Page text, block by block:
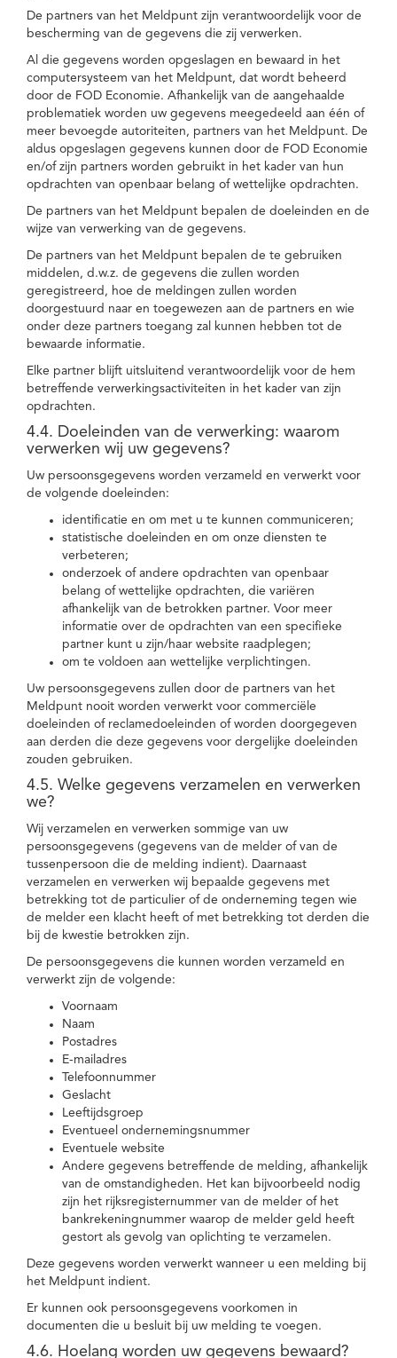
De partners van het Meldpunt zijn verantwoordelijk voor de
bescherming van de gegevens die zij verwerken.
Al die gegevens worden opgeslagen en bewaard in het
computersysteem van het Meldpunt, dat wordt beheerd
door de FOD Economie. Afhankelijk van de aangehaalde
problematiek worden uw gegevens meegedeeld aan één of
meer bevoegde autoriteiten, partners van het Meldpunt. De
aldus opgeslagen gegevens kunnen door de FOD Economie
en/of zijn partners worden gebruikt in het kader van hun
opdrachten van openbaar belang of wettelijke opdrachten.
De partners van het Meldpunt bepalen de doeleinden en de
wijze van verwerking van de gegevens.
De partners van het Meldpunt bepalen de te gebruiken
middelen, d.w.z. de gegevens die zullen worden
geregistreerd, hoe de meldingen zullen worden
doorgestuurd naar en toegewezen aan de partners en wie
onder deze partners toegang zal kunnen hebben tot de
bewaarde informatie.
Elke partner blijft uitsluitend verantwoordelijk voor de hem
betreffende verwerkingsactiviteiten in het kader van zijn
opdrachten.
4.4. Doeleinden van de verwerking: waarom
verwerken wij uw gegevens?
Uw persoonsgegevens worden verzameld en verwerkt voor
de volgende doeleinden:
identificatie en om met u te kunnen communiceren;
statistische doeleinden en om onze diensten te
verbeteren;
onderzoek of andere opdrachten van openbaar
belang of wettelijke opdrachten, die variëren
afhankelijk van de betrokken partner. Voor meer
informatie over de opdrachten van een specifieke
partner kunt u zijn/haar website raadplegen;
om te voldoen aan wettelijke verplichtingen.
Uw persoonsgegevens zullen door de partners van het
Meldpunt nooit worden verwerkt voor commerciële
doeleinden of reclamedoeleinden of worden doorgegeven
aan derden die deze gegevens voor dergelijke doeleinden
zouden gebruiken.
4.5. Welke gegevens verzamelen en verwerken
we?
Wij verzamelen en verwerken sommige van uw
persoonsgegevens (gegevens van de melder of van de
tussenpersoon die de melding indient). Daarnaast
verzamelen en verwerken wij bepaalde gegevens met
betrekking tot de particulier of de onderneming tegen wie
de melder een klacht heeft of met betrekking tot derden die
bij de kwestie betrokken zijn.
De persoonsgegevens die kunnen worden verzameld en
verwerkt zijn de volgende:
Voornaam
Naam
Postadres
E-mailadres
Telefoonnummer
Geslacht
Leeftijdsgroep
Eventueel ondernemingsnummer
Eventuele website
Andere gegevens betreffende de melding, afhankelijk
van de omstandigheden. Het kan bijvoorbeeld nodig
zijn het rijksregisternummer van de melder of het
bankrekeningnummer waarop de melder geld heeft
gestort als gevolg van oplichting te verzamelen.
Deze gegevens worden verwerkt wanneer u een melding bij
het Meldpunt indient.
Er kunnen ook persoonsgegevens voorkomen in
documenten die u besluit bij uw melding te voegen.
4.6. Hoelang worden uw gegevens bewaard?